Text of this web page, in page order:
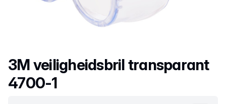
Productnaam
3M veiligheidsbril transparant
4700-1